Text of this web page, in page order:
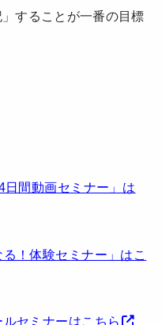
することが一番の目標
間動画セミナー」は
！体験セミナー」はこ
セミナーはこちら